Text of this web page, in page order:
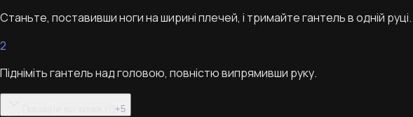
Станьте, поставивши ноги на ширині плечей, і тримайте гантель в одній руці.
2
Підніміть гантель над головою, повністю випрямивши руку.
+5